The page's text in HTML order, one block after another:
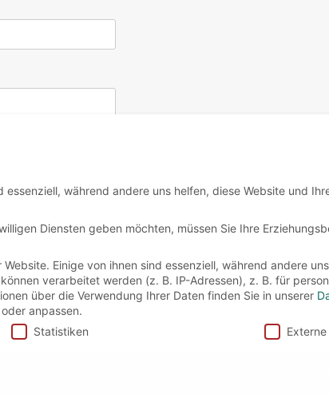
während andere uns helfen, diese Website und
Diensten geben möchten, müssen Sie Ihre
Einige von ihnen sind essenziell, während andere
verarbeitet werden (z. B. IP-Adressen), z. B. für
über die Verwendung Ihrer Daten finden Sie in unserer
anpassen.
Statistiken